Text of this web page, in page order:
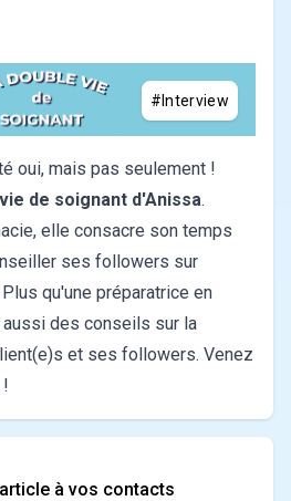
#Interview
oui, mais pas seulement !
de soignant d'Anissa.
elle consacre son temps
ses followers sur
qu'une préparatrice en
aussi des conseils sur la
et ses followers. Venez
à vos contacts